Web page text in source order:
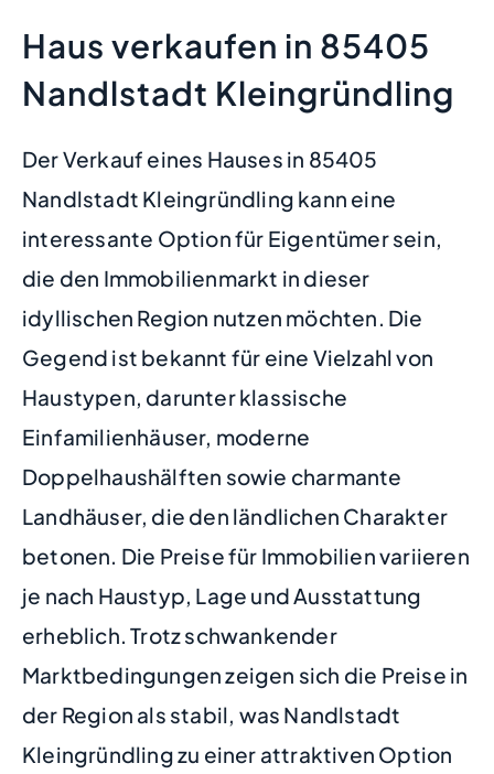
Haus verkaufen in 85405
Nandlstadt Kleingründling
Der Verkauf eines Hauses in 85405
Nandlstadt Kleingründling kann eine
interessante Option für Eigentümer sein,
die den Immobilienmarkt in dieser
idyllischen Region nutzen möchten. Die
Gegend ist bekannt für eine Vielzahl von
Haustypen, darunter klassische
Einfamilienhäuser, moderne
Doppelhaushälften sowie charmante
Landhäuser, die den ländlichen Charakter
betonen. Die Preise für Immobilien variieren
je nach Haustyp, Lage und Ausstattung
erheblich. Trotz schwankender
Marktbedingungen zeigen sich die Preise in
der Region als stabil, was Nandlstadt
Kleingründling zu einer attraktiven Option